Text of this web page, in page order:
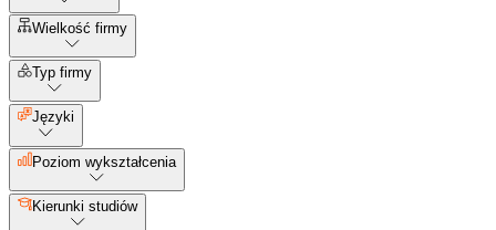
Wielkość firmy
Typ firmy
Języki
Poziom wykształcenia
Kierunki studiów